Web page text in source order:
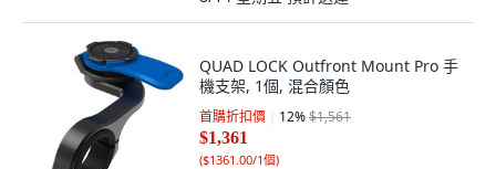
QUAD LOCK Outfront Mount Pro 手
機支架, 1個, 混合顏色
首購折扣價 12%$1,561
$1,361
($1361.00/1個)